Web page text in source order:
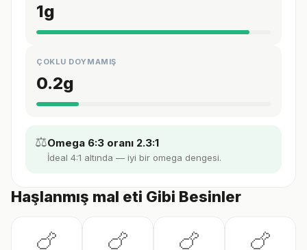
1g
ÇOKLU DOYMAMIŞ
0.2g
⚖️Omega 6:3 oranı 2.3:1
İdeal 4:1 altında — iyi bir omega dengesi.
Haşlanmış mal eti Gibi Besinler
🍗 🍗 🍗 🍗